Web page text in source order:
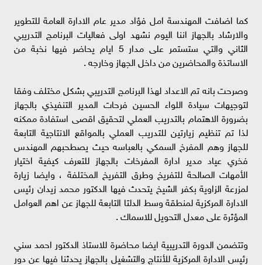
كما اضافت المهندسة امل فؤاد مدير عام الادارة العامة للتطوير
والارشاد بالجهاز اننا اليوم نشهد اولى فعاليات البرنامج التدريبي
الثاني والتي ستستمر على مدار 5 ايام يحاضر فيها نخبة من
الاساتذة والمحاضرين من داخل الجهاز وخارجه .
وصرحت بانه تم الاعداد لهذا البرنامج التدريبي بشكل مختلف وفقا
لتوجيهات سيادة اللواء الحسين فرحات المدير التنفيذي بالجهاز
بضرورة الاهتمام بالتدريب العملي لتحقيق اقصى استفادة ممكنه
لذا تم تنظيم زيارتين للتدريب العملي بالمواقع الانتاجية التابعة
للجهاز وهم المفرخ السمكي بالعباسه حيث يصطحبهم المهندس
فخري عياد مدير ادارة المفرخات بالجهاز للتعرف كيفية اختيار
الأمهات الصالحة للتفريخ وطرق التفريخ المختلفة ، وايضا زيارة
لمزرعة الزاوية بكفر الشيخ يتحدث فيها الدكتور محمد زيدان رئيس
الادارة المركزية لمنطقة وسط الدلتا التابعة للجهاز عن اهم العوامل
المؤثرة على معدل التحويل للاسماك .
وتتضمن الدورة التدريبية ايضا محاضرة للاستاذ الدكتور احمد سني
رئيس الادارة المركزية للأنتاج والتشغيل بالجهاز يحدثنا فيها عن دور